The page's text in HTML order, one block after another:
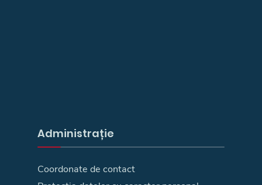
Administrație
Coordonate de contact